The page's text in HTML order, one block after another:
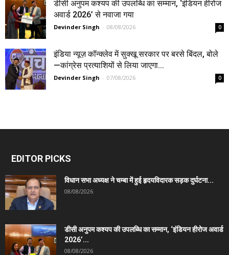
डीसी अनुपम कश्यप की उपलब्धि का सम्मान, ‘इंडियन हीरोज
अवार्ड 2026’ से नवाजा गया
Devinder Singh - 08/08/2026 0
इंडिया न्यूज़ कॉन्क्लेव में सुक्खू सरकार पर बरसे बिंदल, बोले
—कांग्रेस प्रत्याशियों से लिया जाएगा...
Devinder Singh - 07/08/2026 0
EDITOR PICKS
विधान सभा अध्यक्ष ने चम्बा में हुई हृदयविदारक सड़क दुर्घटना...
08/08/2026
डीसी अनुपम कश्यप की उपलब्धि का सम्मान, ‘इंडियन हीरोज अवार्ड
2026’...
08/08/2026